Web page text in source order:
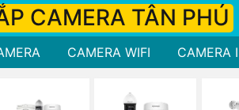
CAMERA TÂN PHÚ
CAMERA WIFI CAMERA